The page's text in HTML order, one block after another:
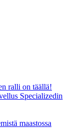
ralli on täällä!
Specializedin
maastossa